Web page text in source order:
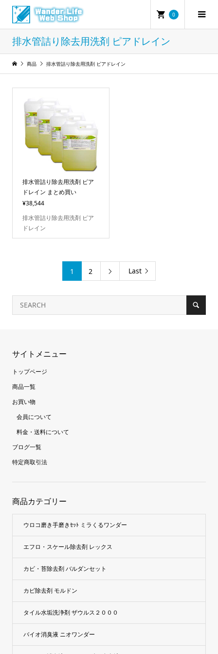
0
排水管詰り除去用洗剤 ピアドレイン
商品 排水管詰り除去用洗剤 ピアドレイン
排水管詰り除去用洗剤 ピア
ドレイン まとめ買い
¥38,544
排水管詰り除去用洗剤 ピア
ドレイン
1 2  Last
サイトメニュー
トップページ
商品一覧
お買い物
会員について
料金・送料について
ブログ一覧
特定商取引法
商品カテゴリー
ウロコ磨き手磨きｾｯﾄ ミラくるワンダー
エフロ・スケール除去剤 レックス
カビ・苔除去剤 バルダンセット
カビ除去剤 モルドン
タイル水垢洗浄剤 ザウルス２０００
バイオ消臭液 ニオワンダー